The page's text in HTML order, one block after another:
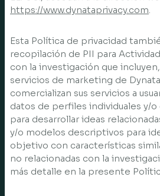
https://www.dynataprivacy.com.
Esta Política de privacidad
recopilación de PII para
con la investigación que
servicios de marketing de
comercializan sus servicios a
datos de perfiles individuales y/
para desarrollar ideas
y/o modelos descriptivos para
objetivo con características
no relacionadas con la
más detalle en la presente